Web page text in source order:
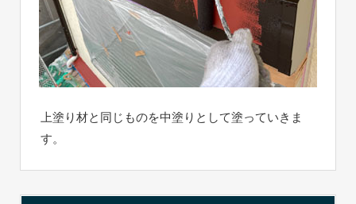
上塗り材と同じものを中塗りとして塗っていきま
す。